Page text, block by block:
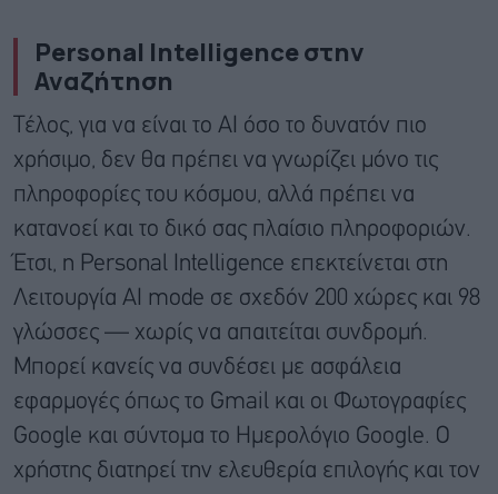
Personal Intelligence στην
Αναζήτηση
Τέλος, για να είναι το AI όσο το δυνατόν πιο
χρήσιμο, δεν θα πρέπει να γνωρίζει μόνο τις
πληροφορίες του κόσμου, αλλά πρέπει να
κατανοεί και το δικό σας πλαίσιο πληροφοριών.
Έτσι, η Personal Intelligence επεκτείνεται στη
Λειτουργία AI mode σε σχεδόν 200 χώρες και 98
γλώσσες — χωρίς να απαιτείται συνδρομή.
Μπορεί κανείς να συνδέσει με ασφάλεια
εφαρμογές όπως το Gmail και οι Φωτογραφίες
Google και σύντομα το Ημερολόγιο Google. Ο
χρήστης διατηρεί την ελευθερία επιλογής και τον